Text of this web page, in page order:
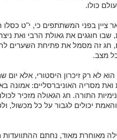
כולו.
ציין בפני המשתתפים כי, י"ט
שבו חוגגים את גאולת הרבי ואת
חג זה מסמל את פתיחת השערים
מצב.
הוא לא רק זיכרון היסטורי, אלא
ואת מסריה האוניברסליים: אמונה
התורה. חג הגאולה מזכיר
יכולים לגבור על כל מכשול,
מאוחרת מאוד, נחתם